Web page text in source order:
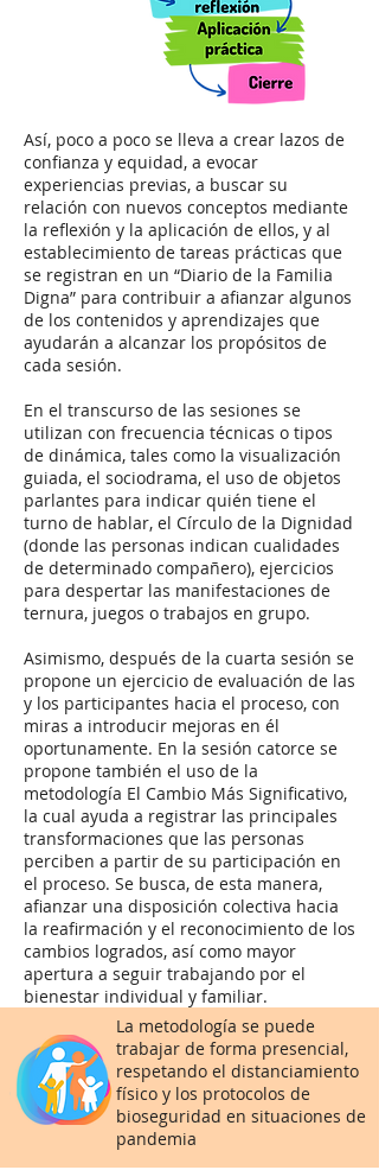
Así, poco a poco se lleva a crear lazos de
confianza y equidad, a evocar
experiencias previas, a buscar su
relación con nuevos conceptos mediante
la reflexión y la aplicación de ellos, y al
establecimiento de tareas prácticas que
se registran en un “Diario de la Familia
Digna” para contribuir a afianzar algunos
de los contenidos y aprendizajes que
ayudarán a alcanzar los propósitos de
cada sesión.
En el transcurso de las sesiones se
utilizan con frecuencia técnicas o tipos
de dinámica, tales como la visualización
guiada, el sociodrama, el uso de objetos
parlantes para indicar quién tiene el
turno de hablar, el Círculo de la Dignidad
(donde las personas indican cualidades
de determinado compañero), ejercicios
para despertar las manifestaciones de
ternura, juegos o trabajos en grupo.
Asimismo, después de la cuarta sesión se
propone un ejercicio de evaluación de las
y los participantes hacia el proceso, con
miras a introducir mejoras en él
oportunamente. En la sesión catorce se
propone también el uso de la
metodología El Cambio Más Significativo,
la cual ayuda a registrar las principales
transformaciones que las personas
perciben a partir de su participación en
el proceso. Se busca, de esta manera,
afianzar una disposición colectiva hacia
la reafirmación y el reconocimiento de los
cambios logrados, así como mayor
apertura a seguir trabajando por el
bienestar individual y familiar.
La metodología se puede
trabajar de forma presencial,
respetando el distanciamiento
físico y los protocolos de
bioseguridad en situaciones de
pandemia